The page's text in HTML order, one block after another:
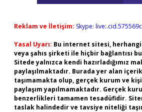
Reklam ve İletişim: Skype:
Yasal Uyarı: Bu internet sitesi,
veya şahıs şirketi ile hiçbir bağlantısı
Sitede yalnızca kendi hazırladığımız
paylaşılmaktadır. Burada yer alan
taşımamakta olup, gerçek kurum ve
paylaşım yapılmamaktadır. Gerçek
benzerlikleri tamamen tesadüfidir.
taslak halindedir ve tavsiye niteliği